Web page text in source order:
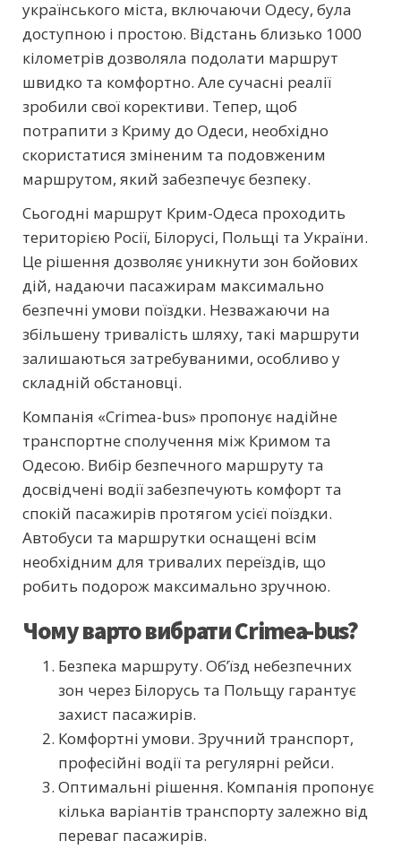
українського міста, включаючи Одесу, була
доступною і простою. Відстань близько 1000
кілометрів дозволяла подолати маршрут
швидко та комфортно. Але сучасні реалії
зробили свої корективи. Тепер, щоб
потрапити з Криму до Одеси, необхідно
скористатися зміненим та подовженим
маршрутом, який забезпечує безпеку.
Сьогодні маршрут Крим-Одеса проходить
територією Росії, Білорусі, Польщі та України.
Це рішення дозволяє уникнути зон бойових
дій, надаючи пасажирам максимально
безпечні умови поїздки. Незважаючи на
збільшену тривалість шляху, такі маршрути
залишаються затребуваними, особливо у
складній обстановці.
Компанія «Crimea-bus» пропонує надійне
транспортне сполучення між Кримом та
Одесою. Вибір безпечного маршруту та
досвідчені водії забезпечують комфорт та
спокій пасажирів протягом усієї поїздки.
Автобуси та маршрутки оснащені всім
необхідним для тривалих переїздів, що
робить подорож максимально зручною.
Чому варто вибрати Crimea-bus?
Безпека маршруту. Об’їзд небезпечних
зон через Білорусь та Польщу гарантує
захист пасажирів.
Комфортні умови. Зручний транспорт,
професійні водії та регулярні рейси.
Оптимальні рішення. Компанія пропонує
кілька варіантів транспорту залежно від
переваг пасажирів.